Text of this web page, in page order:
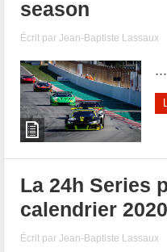
season
Écrit parJean-Baptiste Lassaux
...
La 24h Series
calendrier
Écrit parJean-Baptiste Lassaux